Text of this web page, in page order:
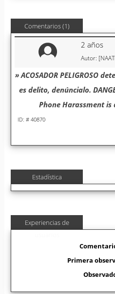
Comentarios (1)
Autor:
2 años
ID: # 40870
» ACOSADOR PELIGROSO
es delito, denúncialo.
Phone Harassment
Estadística
Experiencias de
Primera